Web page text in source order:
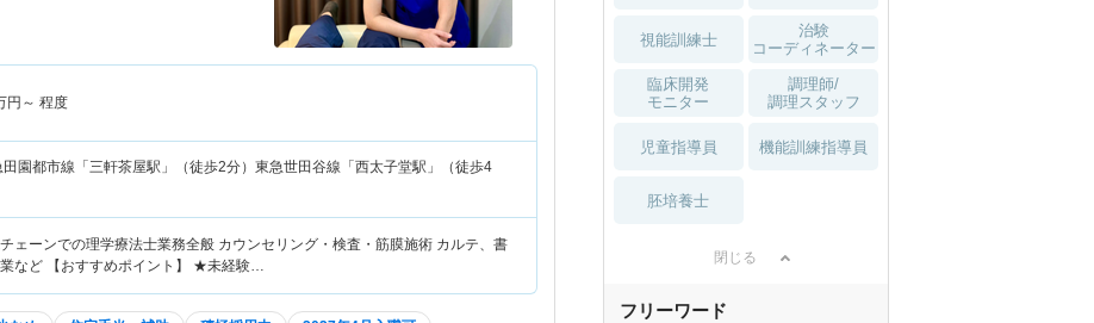
円～ 程度
田園都市線「三軒茶屋駅」（徒歩2分）東急世田谷線「西太子堂駅」（徒歩4
チェーンでの理学療法士業務全般 カウンセリング・検査・筋膜施術 カルテ、書
など 【おすすめポイント】 ★未経験…
視能訓練士
治験
コーディネーター
臨床開発
モニター
調理師/
調理スタッフ
児童指導員 機能訓練指導員
胚培養士
閉じる
フリーワード